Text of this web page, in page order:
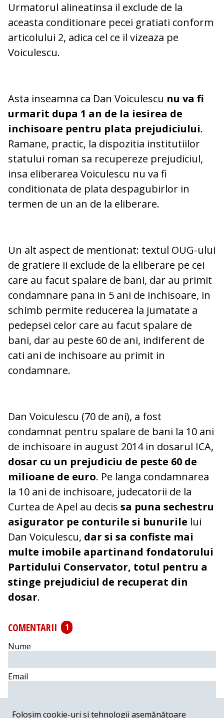
Urmatorul alineatinsa il exclude de la
aceasta conditionare pecei gratiati conform
articolului 2, adica cel ce il vizeaza pe
Voiculescu.
Asta inseamna ca Dan Voiculescu nu va fi
urmarit dupa 1 an de la iesirea de
inchisoare pentru plata prejudiciului.
Ramane, practic, la dispozitia institutiilor
statului roman sa recupereze prejudiciul,
insa eliberarea Voiculescu nu va fi
conditionata de plata despagubirlor in
termen de un an de la eliberare.
Un alt aspect de mentionat: textul OUG-ului
de gratiere ii exclude de la eliberare pe cei
care au facut spalare de bani, dar au primit
condamnare pana in 5 ani de inchisoare, in
schimb permite reducerea la jumatate a
pedepsei celor care au facut spalare de
bani, dar au peste 60 de ani, indiferent de
cati ani de inchisoare au primit in
condamnare.
Dan Voiculescu (70 de ani), a fost
condamnat pentru spalare de bani la 10 ani
de inchisoare in august 2014 in dosarul ICA,
dosar cu un prejudiciu de peste 60 de
milioane de euro. Pe langa condamnarea
la 10 ani de inchisoare, judecatorii de la
Curtea de Apel au decis sa puna sechestru
asigurator pe conturile si bunurile lui
Dan Voiculescu, dar si sa confiste mai
multe imobile apartinand fondatorului
Partidului Conservator, totul pentru a
stinge prejudiciul de recuperat din
dosar.
COMENTARII
1
Nume
Email
Folosim cookie-uri și tehnologii asemănătoare